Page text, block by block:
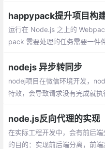
的方法，希望对大家有所帮助。
happypack提升项目构
运行在 Node.js 之上的
pack 需要处理的任务需要一件
后再把结果发送给主进程。
nodejs 异步转同步
nodej项目在微信环境开发，
特效，会导致请求没有完成就执
ync模块来异步转同步，只有前
执行callback，下一个才会执行
node.js反向代理的实现
在实际工程开发中，会有前后
的目的：实现前后端分离，前端